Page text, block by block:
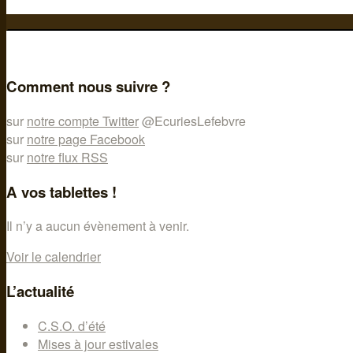
Comment nous suivre ?
sur notre compte Twitter@EcuriesLefebvre
sur notre page Facebook
sur notre flux RSS
A vos tablettes !
Il n’y a aucun évènement à venir.
Voir le calendrier
L’actualité
C.S.O. d’été
Mises à jour estivales